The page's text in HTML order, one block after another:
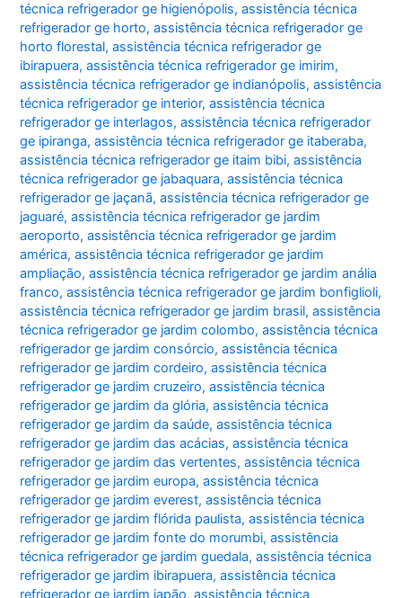
técnica refrigerador ge higienópolis,assistência técnica
refrigerador ge horto,assistência técnica refrigerador ge
horto florestal,assistência técnica refrigerador ge
ibirapuera,assistência técnica refrigerador ge imirim,
assistência técnica refrigerador ge indianópolis,assistência
técnica refrigerador ge interior,assistência técnica
refrigerador ge interlagos,assistência técnica refrigerador
ge ipiranga,assistência técnica refrigerador ge itaberaba,
assistência técnica refrigerador ge itaim bibi,assistência
técnica refrigerador ge jabaquara,assistência técnica
refrigerador ge jaçanã,assistência técnica refrigerador ge
jaguaré,assistência técnica refrigerador ge jardim
aeroporto,assistência técnica refrigerador ge jardim
américa,assistência técnica refrigerador ge jardim
ampliação,assistência técnica refrigerador ge jardim anália
franco,assistência técnica refrigerador ge jardim bonfiglioli,
assistência técnica refrigerador ge jardim brasil,assistência
técnica refrigerador ge jardim colombo,assistência técnica
refrigerador ge jardim consórcio,assistência técnica
refrigerador ge jardim cordeiro,assistência técnica
refrigerador ge jardim cruzeiro,assistência técnica
refrigerador ge jardim da glória,assistência técnica
refrigerador ge jardim da saúde,assistência técnica
refrigerador ge jardim das acácias,assistência técnica
refrigerador ge jardim das vertentes,assistência técnica
refrigerador ge jardim europa,assistência técnica
refrigerador ge jardim everest,assistência técnica
refrigerador ge jardim flórida paulista,assistência técnica
refrigerador ge jardim fonte do morumbi,assistência
técnica refrigerador ge jardim guedala,assistência técnica
refrigerador ge jardim ibirapuera,assistência técnica
refrigerador ge jardim japão,assistência técnica